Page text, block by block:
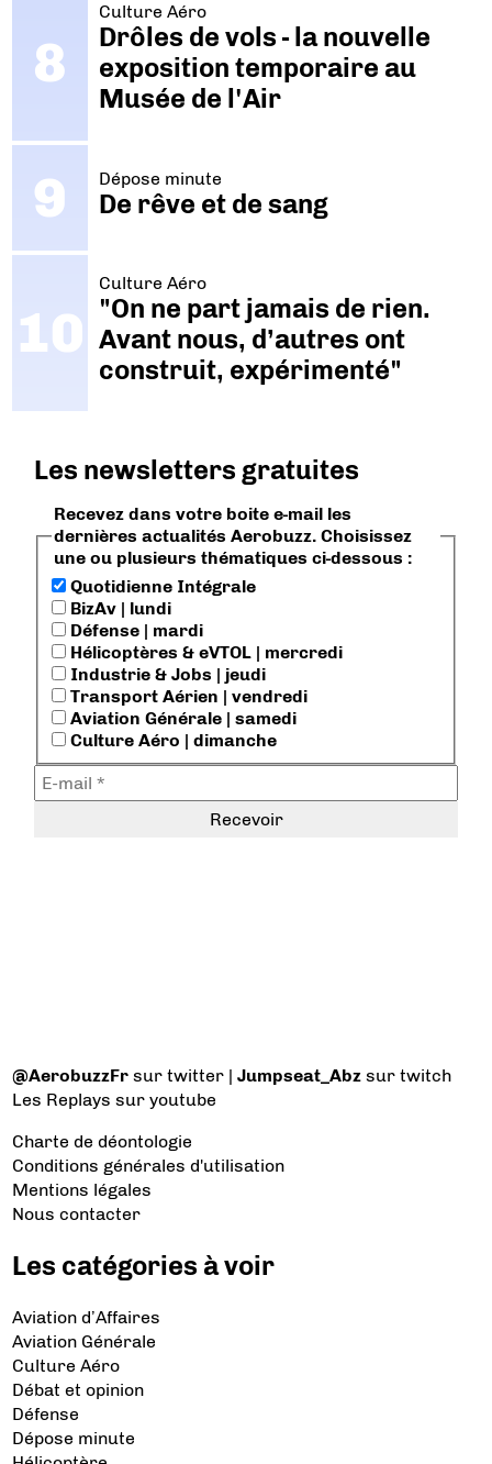
Culture Aéro
Drôles de vols - la nouvelle
exposition temporaire au
Musée de l'Air
Dépose minute
De rêve et de sang
Culture Aéro
"On ne part jamais de rien.
Avant nous, d’autres ont
construit, expérimenté"
Les newsletters gratuites
Recevez dans votre boite e-mail les
dernières actualités Aerobuzz. Choisissez
une ou plusieurs thématiques ci-dessous :
Quotidienne Intégrale
BizAv | lundi
Défense | mardi
Hélicoptères & eVTOL | mercredi
Industrie & Jobs | jeudi
Transport Aérien | vendredi
Aviation Générale | samedi
Culture Aéro | dimanche
@AerobuzzFr sur twitter |Jumpseat_Abz sur twitch
Les Replays sur youtube
Charte de déontologie
Conditions générales d'utilisation
Mentions légales
Nous contacter
Les catégories à voir
Aviation d’Affaires
Aviation Générale
Culture Aéro
Débat et opinion
Défense
Dépose minute